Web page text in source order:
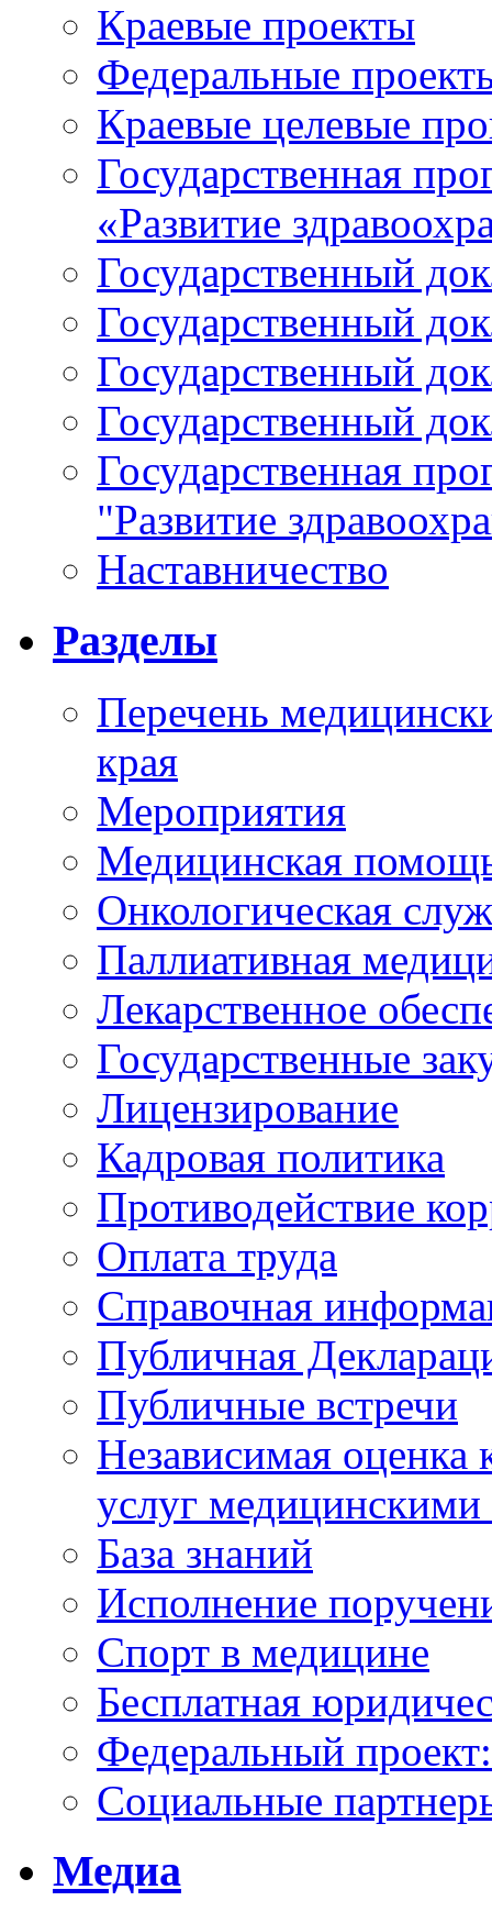
Краевые проекты
Федеральные
Краевые целевые
Государственная
«Развитие
Государственный
Государственный
Государственный
Государственный
Государственная
"Развитие
Наставничество
Разделы
Перечень
края
Мероприятия
Медицинская
Онкологическая
Паллиативная
Лекарственное
Государственные
Лицензирование
Кадровая политика
Противодействие
Оплата труда
Справочная
Публичная
Публичные встречи
Независимая оценка
услуг
База знаний
Исполнение
Спорт в медицине
Бесплатная
Федеральный
Социальные
Медиа